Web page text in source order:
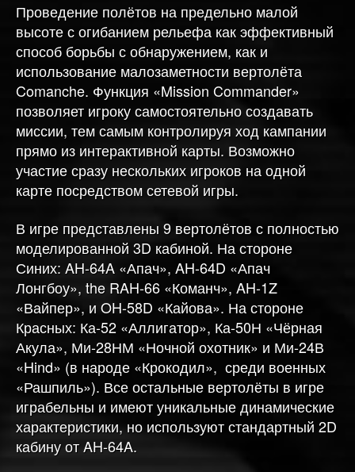
Проведение полётов на предельно малой
высоте с огибанием рельефа как эффективный
способ борьбы с обнаружением, как и
использование малозаметности вертолёта
Comanche. Функция «Mission Commander»
позволяет игроку самостоятельно создавать
миссии, тем самым контролируя ход кампании
прямо из интерактивной карты. Возможно
участие сразу нескольких игроков на одной
карте посредством сетевой игры.
В игре представлены 9 вертолётов с полностью
моделированной 3D кабиной. На стороне
Синих: AH-64A «Апач», AH-64D «Апач
Лонгбоу», the RAH-66 «Команч», AH-1Z
«Вайпер», и OH-58D «Кайова». На стороне
Красных: Ка-52 «Аллигатор», Ка-50Н «Чёрная
Акула», Ми-28НМ «Ночной охотник» и Ми-24В
«Hind» (в народе «Крокодил», среди военных
«Рашпиль»). Все остальные вертолёты в игре
играбельны и имеют уникальные динамические
характеристики, но используют стандартный 2D
кабину от AH-64A.